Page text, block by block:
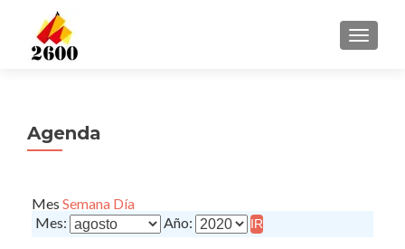
Agenda
Mes Semana Día
Mes:
Año: